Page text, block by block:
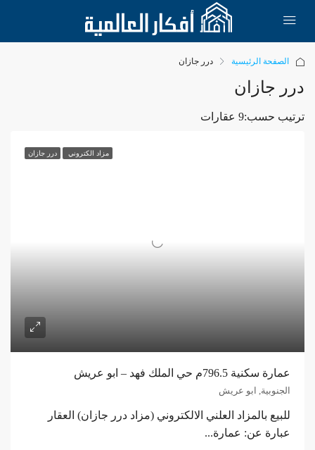
الصفحة الرئيسية درر جازان
درر جازان
9 عقاراتترتيب حسب:
مزاد الكتروني درر جازان
عمارة سكنية 796.5م حي الملك فهد – ابو عريش
الجنوبية, ابو عريش
للبيع بالمزاد العلني الالكتروني (مزاد درر جازان) العقار
عبارة عن: عمارة...